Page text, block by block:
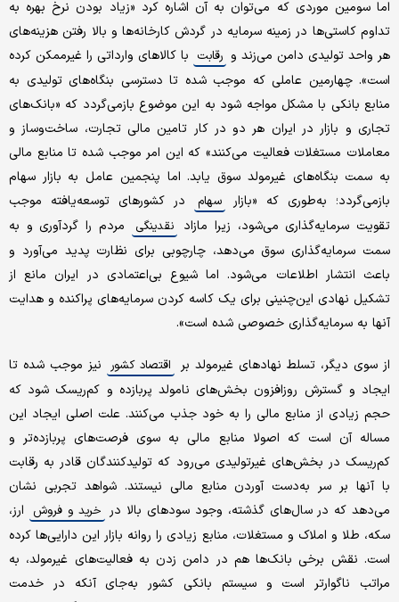
اما سومین موردی که می‌توان به آن اشاره کرد «زیاد بودن نرخ بهره به
تداوم کاستی‌ها در زمینه سرمایه در گردش کارخانه‌ها و بالا رفتن هزینه‌های
هر واحد تولیدی دامن می‌زند و رقابت با کالاهای وارداتی را غیرممکن کرده
است». چهارمین عاملی که موجب شده تا دسترسی بنگاه‌های تولیدی به
منابع بانکی با مشکل مواجه شود به این موضوع بازمی‌گردد که «بانک‌های
تجاری و بازار در ایران هر دو در کار تامین مالی تجارت، ‌ساخت‌وساز و
معاملات مستغلات فعالیت می‌کنند» که این امر موجب شده تا منابع مالی
به سمت بنگاه‌های غیرمولد سوق یابد. اما پنجمین عامل به بازار سهام
بازمی‌گردد؛ به‌طوری که «بازار
سهام
در کشورهای توسعه‌یافته موجب
تقویت سرمایه‌گذاری می‌شود، زیرا مازاد
نقدینگی
مردم را گردآوری و به
سمت سرمایه‌گذاری سوق می‌دهد،‌ چارچوبی برای نظارت پدید می‌آورد و
باعث انتشار اطلاعات می‌شود. اما شیوع بی‌اعتمادی در ایران مانع از
تشکیل نهادی این‌چنینی برای یک کاسه کردن سرمایه‌های پراکنده و هدایت
آنها به سرمایه‌گذاری خصوصی شده است».
از سوی دیگر، تسلط نهادهای غیرمولد بر اقتصاد کشور نیز موجب شده تا
ایجاد و گسترش روزافزون بخش‌های نامولد پربازده و کم‌ریسک شود که
حجم زیادی از منابع مالی را به خود جذب می‌کنند. علت اصلی ایجاد این
مساله آن است که اصولا منابع مالی به سوی فرصت‌های پربازده‌تر و
کم‌ریسک در بخش‌های غیرتولیدی می‌رود که تولیدکنندگان قادر به رقابت
با آنها بر سر به‌دست آوردن منابع مالی نیستند. شواهد تجربی نشان
می‌دهد که در سال‌های گذشته، وجود سودهای بالا در خرید و فروش ارز،
سکه، طلا و املاک و مستغلات، منابع زیادی را روانه بازار این دارایی‌ها کرده
است. نقش برخی بانک‌ها هم در دامن زدن به فعالیت‌های غیرمولد، به
مراتب ناگوارتر است و سیستم بانکی کشور به‌جای آنکه در خدمت